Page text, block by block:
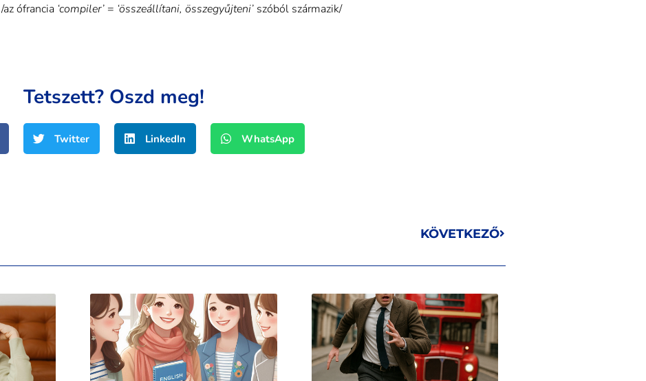
/az ófrancia ‘compiler’ = ‘összeállítani, összegyűjteni’szóból származik/
Tetszett? Oszd meg!
Twitter LinkedIn WhatsApp
KÖVETKEZŐ